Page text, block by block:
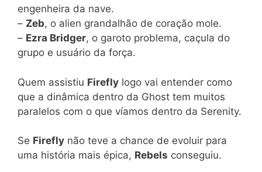
engenheira da nave.
– Zeb, o alien grandalhão de coração mole.
– Ezra Bridger, o garoto problema, caçula do
grupo e usuário da força.
Quem assistiu Firefly logo vai entender como
que a dinâmica dentro da Ghost tem muitos
paralelos com o que víamos dentro da Serenity.
Se Firefly não teve a chance de evoluir para
uma história mais épica, Rebels conseguiu.